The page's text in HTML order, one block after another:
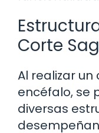
Corte
Al realizar
encéfalo, se
diversas